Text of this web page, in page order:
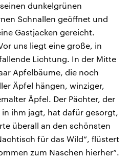
dunkelgrünen
Schnallen geöffnet und
Gastjacken gereicht.
uns liegt eine große, in
Lichtung. In der Mitte
Apfelbäume, die noch
Äpfel hängen, winziger,
Äpfel. Der Pächter, der
ihm jagt, hat dafür gesorgt,
überall an den schönsten
für das Wild“, flüstert
zum Naschen hierher“.